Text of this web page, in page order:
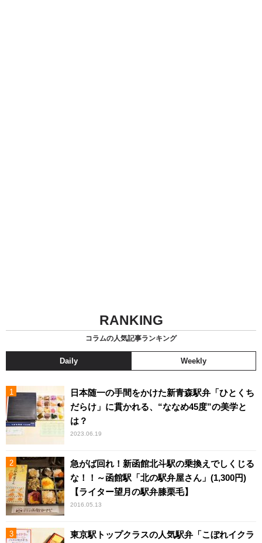
RANKING
コラムの人気記事ランキング
Daily Weekly
日本随一の手間をかけた新青森駅弁「ひとくち
だらけ」に貫かれる、“ななめ45度”の美学と
は？
2023.06.19
急がば回れ！新函館北斗駅の乗換えでしくじる
な！！～函館駅「北の駅弁屋さん」(1,300円)
【ライター望月の駅弁膝栗毛】
2016.05.13
東京駅トップクラスの人気駅弁「こぼれイクラ